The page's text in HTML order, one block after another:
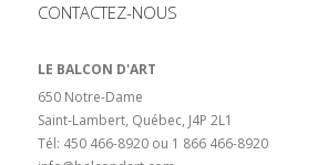
CONTACTEZ-NOUS
LE BALCON D'ART
650 Notre-Dame
Saint-Lambert, Québec, J4P 2L1
Tél: 450 466-8920 ou 1 866 466-8920